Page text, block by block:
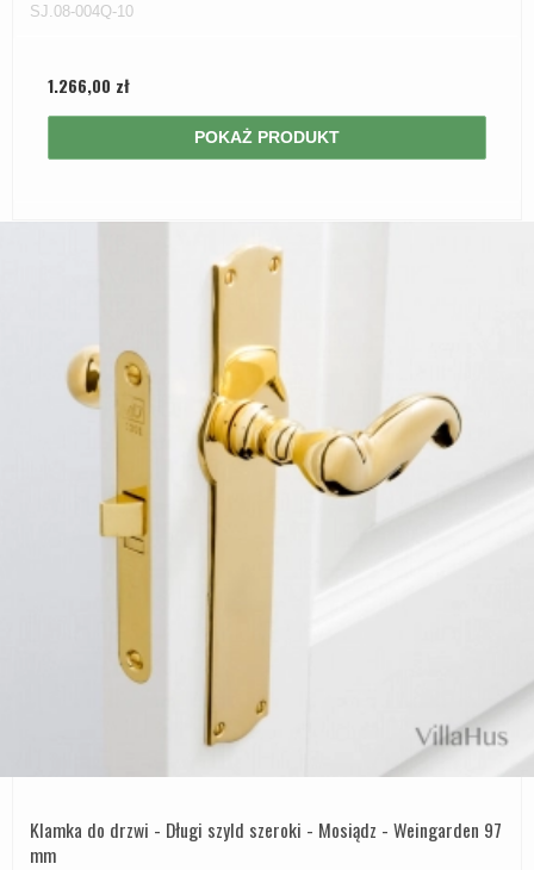
SJ.08-004Q-10
1.266,00 zł
POKAŻ PRODUKT
Klamka do drzwi - Długi szyld szeroki - Mosiądz - Weingarden 97
mm